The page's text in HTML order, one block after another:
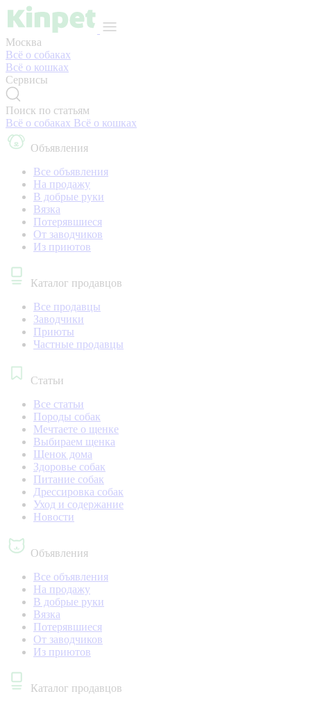
Москва
Всё о собаках
Всё о кошках
Сервисы
Поиск по статьям
Всё о собаках Всё о кошках
Объявления
Все объявления
На продажу
В добрые руки
Вязка
Потерявшиеся
От заводчиков
Из приютов
Каталог продавцов
Все продавцы
Заводчики
Приюты
Частные продавцы
Статьи
Все статьи
Породы собак
Мечтаете о щенке
Выбираем щенка
Щенок дома
Здоровье собак
Питание собак
Дрессировка собак
Уход и содержание
Новости
Объявления
Все объявления
На продажу
В добрые руки
Вязка
Потерявшиеся
От заводчиков
Из приютов
Каталог продавцов